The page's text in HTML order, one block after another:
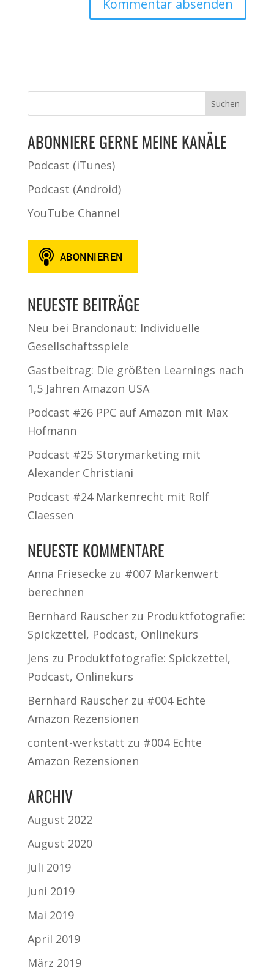
ABONNIERE GERNE MEINE KANÄLE
Podcast (iTunes)
Podcast (Android)
YouTube Channel
NEUESTE BEITRÄGE
Neu bei Brandonaut: Individuelle
Gesellschaftsspiele
Gastbeitrag: Die größten Learnings nach
1,5 Jahren Amazon USA
Podcast #26 PPC auf Amazon mit Max
Hofmann
Podcast #25 Storymarketing mit
Alexander Christiani
Podcast #24 Markenrecht mit Rolf
Claessen
NEUESTE KOMMENTARE
Anna Friesecke zu #007 Markenwert
berechnen
Bernhard Rauscherzu Produktfotografie:
Spickzettel, Podcast, Onlinekurs
Jens zu Produktfotografie: Spickzettel,
Podcast, Onlinekurs
Bernhard Rauscherzu #004 Echte
Amazon Rezensionen
content-werkstatt zu #004 Echte
Amazon Rezensionen
ARCHIV
August 2022
August 2020
Juli 2019
Juni 2019
Mai 2019
April 2019
März 2019